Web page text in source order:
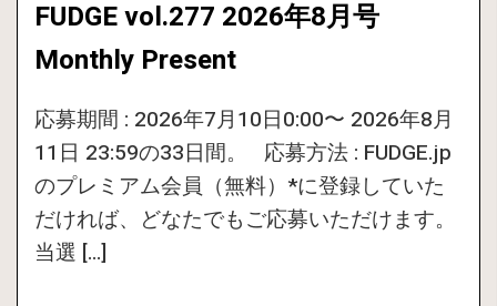
FUDGE vol.277 2026年8月号
Monthly Present
応募期間 : 2026年7月10日0:00〜 2026年8月
11日 23:59の33日間。 応募方法 : FUDGE.jp
のプレミアム会員（無料）*に登録していた
だければ、どなたでもご応募いただけます。
当選 […]